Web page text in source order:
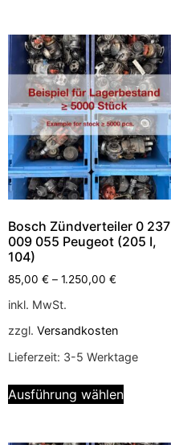
Bosch Zündverteiler 0 237
009 055 Peugeot (205 I,
104)
85,00 € – 1.250,00 €
inkl. MwSt.
zzgl. Versandkosten
Lieferzeit: 3-5 Werktage
Ausführung wählen